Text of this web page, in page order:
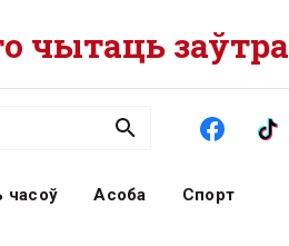
чытаць заўтра
часоў Асоба Спорт